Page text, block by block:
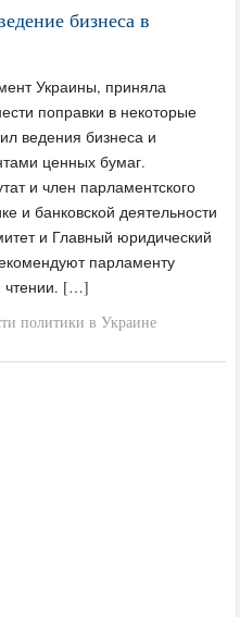
бизнеса в
Украины, приняла
поправки в некоторые
ведения бизнеса и
ценных бумаг.
и член парламентского
и банковской деятельности
и Главный юридический
парламенту
чтении. […]
политики в Украине